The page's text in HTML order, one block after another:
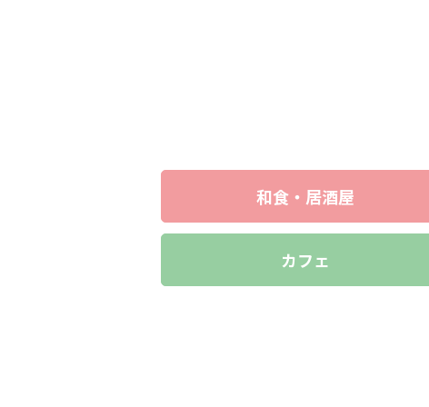
和食・居酒屋
カフェ